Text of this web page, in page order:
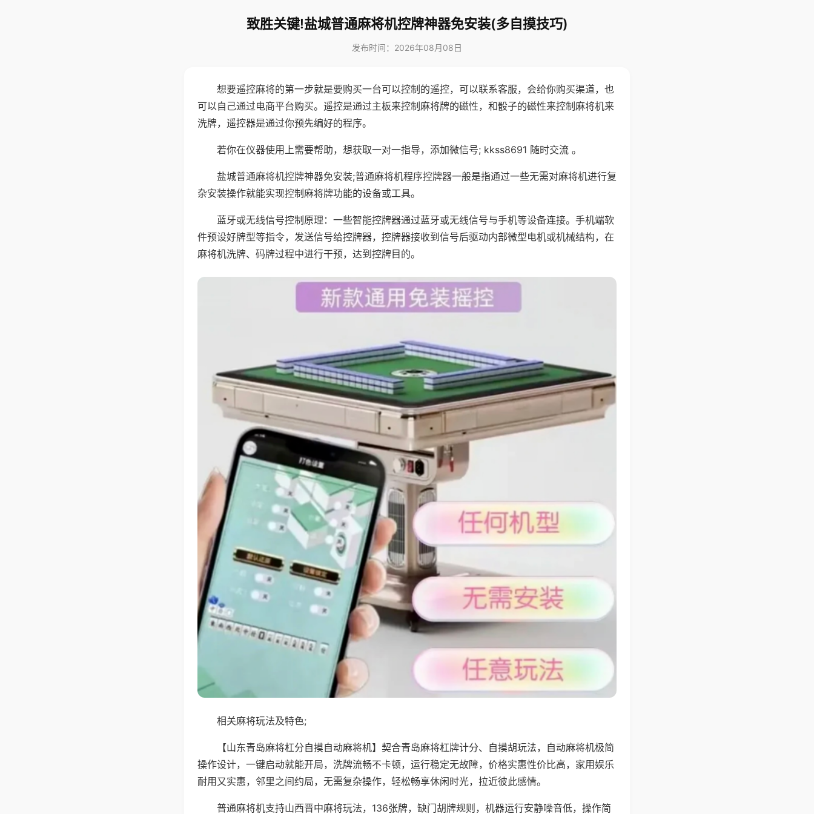
致胜关键!盐城普通麻将机控牌神器免安装(多自摸技巧)
发布时间：2026年08月08日
想要遥控麻将的第一步就是要购买一台可以控制的遥控，可以联系客服，会给你购买渠道，也
可以自己通过电商平台购买。遥控是通过主板来控制麻将牌的磁性，和骰子的磁性来控制麻将机来
洗牌，遥控器是通过你预先编好的程序。
若你在仪器使用上需要帮助，想获取一对一指导，添加微信号; kkss8691 随时交流 。
盐城普通麻将机控牌神器免安装;普通麻将机程序控牌器一般是指通过一些无需对麻将机进行复
杂安装操作就能实现控制麻将牌功能的设备或工具。
蓝牙或无线信号控制原理：一些智能控牌器通过蓝牙或无线信号与手机等设备连接。手机端软
件预设好牌型等指令，发送信号给控牌器，控牌器接收到信号后驱动内部微型电机或机械结构，在
麻将机洗牌、码牌过程中进行干预，达到控牌目的。
相关麻将玩法及特色;
【山东青岛麻将杠分自摸自动麻将机】契合青岛麻将杠牌计分、自摸胡玩法，自动麻将机极简
操作设计，一键启动就能开局，洗牌流畅不卡顿，运行稳定无故障，价格实惠性价比高，家用娱乐
耐用又实惠，邻里之间约局，无需复杂操作，轻松畅享休闲时光，拉近彼此感情。
普通麻将机支持山西晋中麻将玩法，136张牌，缺门胡牌规则，机器运行安静噪音低，操作简